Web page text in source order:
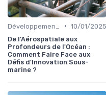
• 10/01/2025
De l'Aérospatiale aux
Profondeurs de l'Océan :
Comment Faire Face aux
Défis d'Innovation Sous-
marine ?